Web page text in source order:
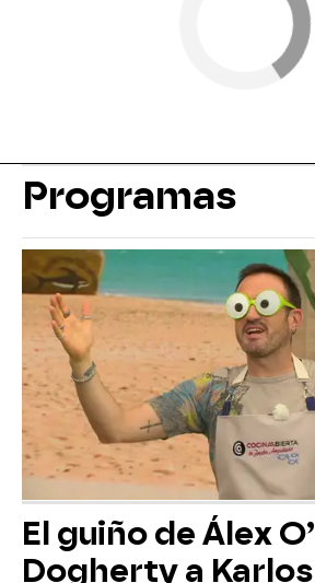
Programas
El guiño de Álex O’
Dogherty a Karlos